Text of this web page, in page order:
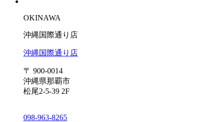
OKINAWA
沖縄国際通り店
沖縄国際通り店
〒 900-0014
沖縄県那覇市
松尾2-5-39 2F
098-963-8265